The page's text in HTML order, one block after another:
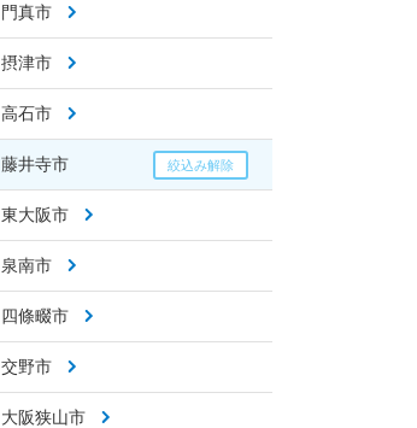
門真市
摂津市
高石市
藤井寺市
東大阪市
泉南市
四條畷市
交野市
大阪狭山市